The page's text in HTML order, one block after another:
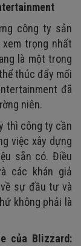
công ty sản
trọng nhất
là một trong
thúc đẩy mối
đã
niên.
thì công ty cần
việc xây dựng
sẵn có. Điều
các khán giả
sự đầu tư và
không phải là
của Blizzard: